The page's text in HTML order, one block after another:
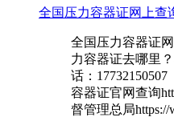
全国压力容器证网上查
全国压力容器证
力容器证去哪里
话：
容器证官网查询
督管理总局https://